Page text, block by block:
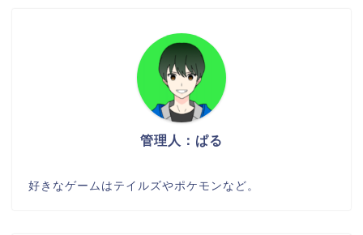
管理人：ぱる
好きなゲームはテイルズやポケモンなど。